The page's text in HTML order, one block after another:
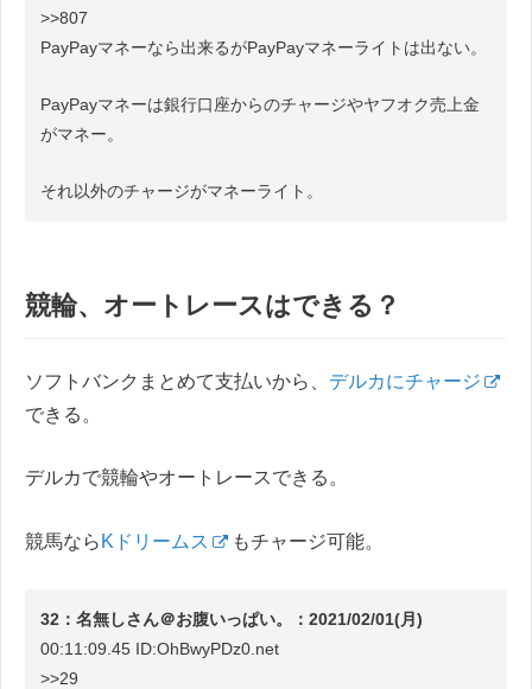
>>807
PayPayマネーなら出来るがPayPayマネーライトは出ない。
PayPayマネーは銀行口座からのチャージやヤフオク売上金
がマネー。
それ以外のチャージがマネーライト。
競輪、オートレースはできる？
ソフトバンクまとめて支払いから、 デルカにチャージ
できる。
デルカで競輪やオートレースできる。
競馬なら Kドリームス もチャージ可能。
32：名無しさん＠お腹いっぱい。：2021/02/01(月)
00:11:09.45 ID:OhBwyPDz0.net
>>29